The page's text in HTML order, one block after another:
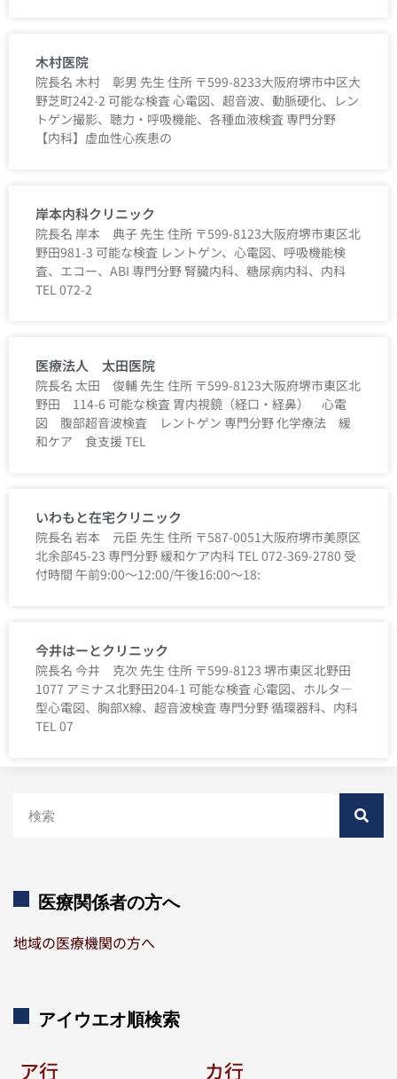
木村医院
院長名 木村 彰男 先生 住所 〒599-8233大阪府堺市中区大
野芝町242-2 可能な検査 心電図、超音波、動脈硬化、レン
トゲン撮影、聴力・呼吸機能、各種血液検査 専門分野
【内科】虚血性心疾患の
岸本内科クリニック
院長名 岸本 典子 先生 住所 〒599-8123大阪府堺市東区北
野田981-3 可能な検査 レントゲン、心電図、呼吸機能検
査、エコー、ABI 専門分野 腎臓内科、糖尿病内科、内科
TEL 072-2
医療法人 太田医院
院長名 太田 俊輔 先生 住所 〒599-8123大阪府堺市東区北
野田 114-6 可能な検査 胃内視鏡（経口・経鼻） 心電
図 腹部超音波検査 レントゲン 専門分野 化学療法 緩
和ケア 食支援 TEL
いわもと在宅クリニック
院長名 岩本 元臣 先生 住所 〒587-0051大阪府堺市美原区
北余部45-23 専門分野 緩和ケア内科 TEL 072-369-2780 受
付時間 午前9:00～12:00/午後16:00～18:
今井はーとクリニック
院長名 今井 克次 先生 住所 〒599-8123 堺市東区北野田
1077 アミナス北野田204-1 可能な検査 心電図、ホルタ―
型心電図、胸部X線、超音波検査 専門分野 循環器科、内科
TEL 07
医療関係者の方へ
地域の医療機関の方へ
アイウエオ順検索
ア行 カ行